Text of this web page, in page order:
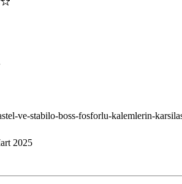
ve-stabilo-boss-fosforlu-kalemlerin-
2025